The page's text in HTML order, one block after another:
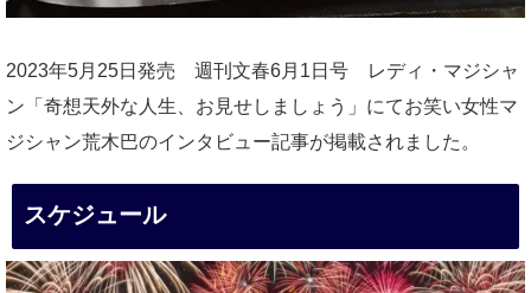
2023年5月25日発売 週刊文春6月1日号 レディ・マジシャ
ン「奇想天外な人生、お見せしましょう」にてお笑い女性マ
ジシャン荒木巴のインタビュー記事が掲載されました。
スケジュール